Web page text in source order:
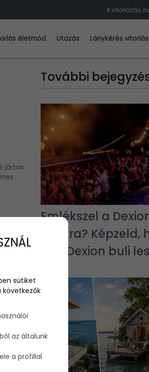
A vitorlázás,
életmód Utazás Lánykérés
jártas
További
Emlékszel a
bulikra? Képzeld,
újra Dexion buli
sütiket
következők
az általunk
a profillal